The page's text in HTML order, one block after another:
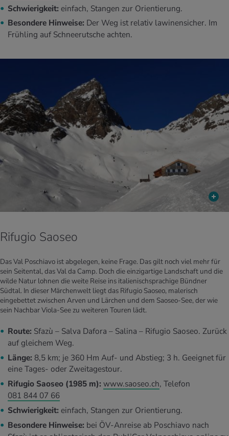
Schwierigkeit: einfach, Stangen zur Orientierung.
Besondere Hinweise: Der Weg ist relativ lawinensicher. Im
Frühling auf Schneerutsche achten.
Rifugio Saoseo
Das Val Poschiavo ist abgelegen, keine Frage. Das gilt noch viel mehr für
sein Seitental, das Val da Camp. Doch die einzigartige Landschaft und die
wilde Natur lohnen die weite Reise ins italienischsprachige Bündner
Südtal. In dieser Märchenwelt liegt das Rifugio Saoseo, malerisch
eingebettet zwischen Arven und Lärchen und dem Saoseo-See, der wie
sein Nachbar Viola-See zu weiteren Touren lädt.
Route: Sfazù – Salva Dafora – Salina – Rifugio Saoseo. Zurück
auf gleichem Weg.
Länge: 8,5 km; je 360 Hm Auf- und Abstieg; 3 h. Geeignet für
eine Tages- oder Zweitagestour.
Rifugio Saoseo (1985 m): www.saoseo.ch, Telefon
081 844 07 66
Schwierigkeit: einfach, Stangen zur Orientierung.
Besondere Hinweise: bei ÖV-Anreise ab Poschiavo nach